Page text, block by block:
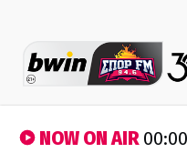
NOW ON AIR